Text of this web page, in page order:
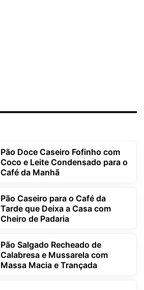
Pão Doce Caseiro Fofinho com
Coco e Leite Condensado para o
Café da Manhã
Pão Caseiro para o Café da
Tarde que Deixa a Casa com
Cheiro de Padaria
Pão Salgado Recheado de
Calabresa e Mussarela com
Massa Macia e Trançada